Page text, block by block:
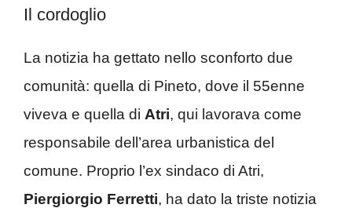
Il cordoglio
La notizia ha gettato nello sconforto due
comunità: quella di Pineto, dove il 55enne
viveva e quella di Atri, qui lavorava come
responsabile dell’area urbanistica del
comune. Proprio l’ex sindaco di Atri,
Piergiorgio Ferretti, ha dato la triste notizia